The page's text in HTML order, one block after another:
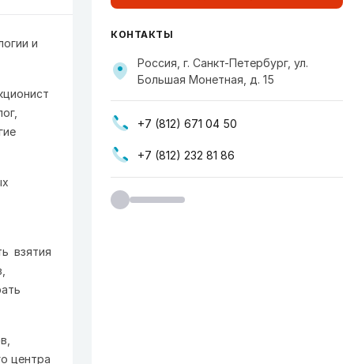
и
взятия
центра
КОНТАКТЫ
Россия, г. Санкт-Петербург, ул.
Большая Монетная, д. 15
+7 (812) 671 04 50
+7 (812) 232 81 86